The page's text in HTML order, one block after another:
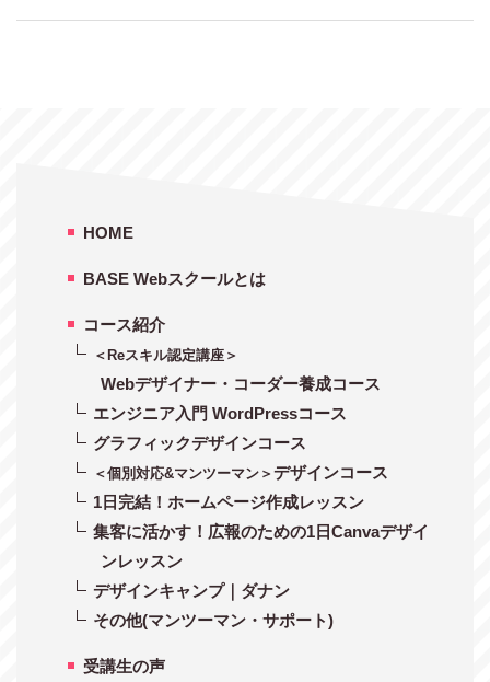
HOME
BASE Webスクールとは
コース紹介
＜Reスキル認定講座＞
Webデザイナー・コーダー養成コース
エンジニア入門 WordPressコース
グラフィックデザインコース
＜個別対応&マンツーマン＞ デザインコース
1日完結！ホームページ作成レッスン
集客に活かす！広報のための1日Canvaデザイ
ンレッスン
デザインキャンプ｜ダナン
その他(マンツーマン・サポート)
受講生の声